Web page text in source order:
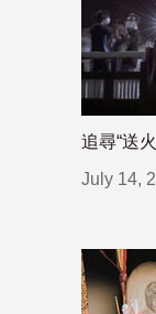
追尋“送
July 14,